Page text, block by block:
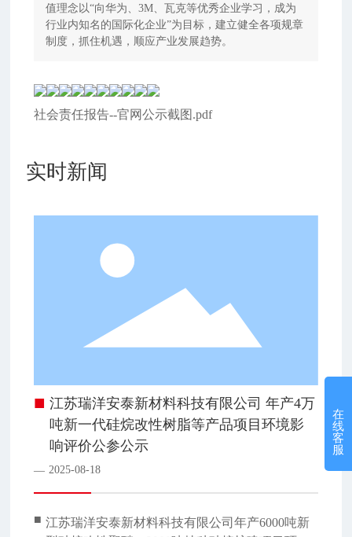
值理念以“向华为、3M、瓦克等优秀企业学习，成为
行业内知名的国际化企业”为目标，建立健全各项规章
制度，抓住机遇，顺应产业发展趋势。
社会责任报告--官网公示截图.pdf
实时新闻
■ 江苏瑞洋安泰新材料科技有限公司 年产4万
吨新一代硅烷改性树脂等产品项目环境影
响评价公参公示
— 2025-08-18
■ 江苏瑞洋安泰新材料科技有限公司年产6000吨新
在
线
客
服